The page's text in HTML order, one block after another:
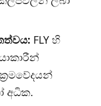
FLY හි
අධික.